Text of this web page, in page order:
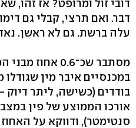
דובי זול ומרופט? אז זהו,
דבר. ואם תרצי, קבלי גם
עלה ברשת. גם לא ראשן.
מסתבר שכ־0.6
במכנסיים איבר מין
בודדים (כשישה, ליתר דיוק
סנטימטר), ודווקא על